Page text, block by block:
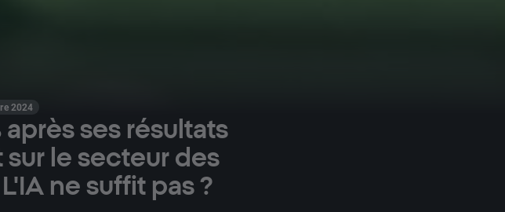
2024
après ses résultats
le secteur des
ne suffit pas ?